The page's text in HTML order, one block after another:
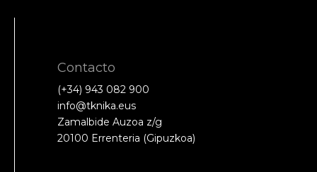
Contacto
(+34) 943 082 900
info@tknika.eus
Zamalbide Auzoa z/g
20100 Errenteria (Gipuzkoa)